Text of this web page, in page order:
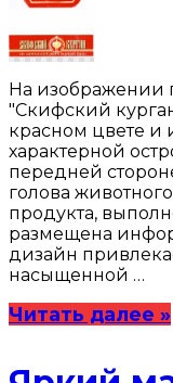
На изображении
"Скифский
красном цвете и
характерной
передней
голова
продукта,
размещена
дизайн
насыщенной …
Читать далее »